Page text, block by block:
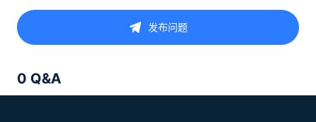
发布问题
0 Q&A